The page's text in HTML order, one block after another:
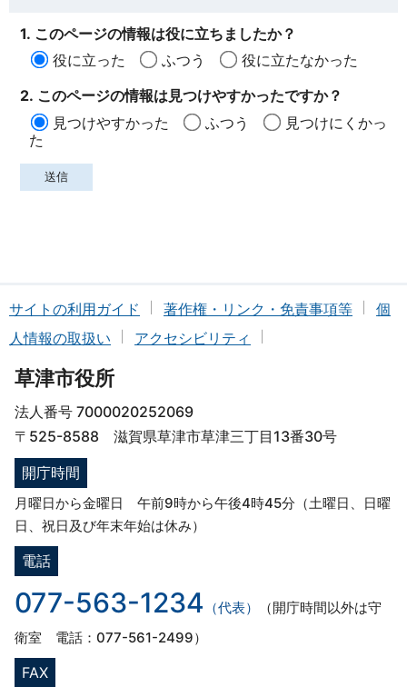
1. このページの情報は役に立ちましたか？
役に立った
ふつう
役に立たなかった
2. このページの情報は見つけやすかったですか？
見つけやすかった
ふつう
見つけにくかっ
た
サイトの利用ガイド 著作権・リンク・免責事項等
個
人情報の取扱い
アクセシビリティ
草津市役所
法人番号 7000020252069
〒525-8588 滋賀県草津市草津三丁目13番30号
開庁時間
月曜日から金曜日 午前9時から午後4時45分（土曜日、日曜
日、祝日及び年末年始は休み）
電話
077-563-1234 （代表）
（開庁時間以外は守
衛室 電話：077-561-2499）
FAX